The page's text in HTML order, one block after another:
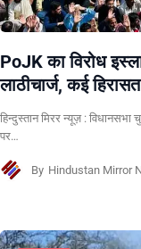
PoJK का विरोध
लाठीचार्ज, कई
हिन्दुस्तान मिरर न्यूज़ :
पर…
By Hindustan Mirror